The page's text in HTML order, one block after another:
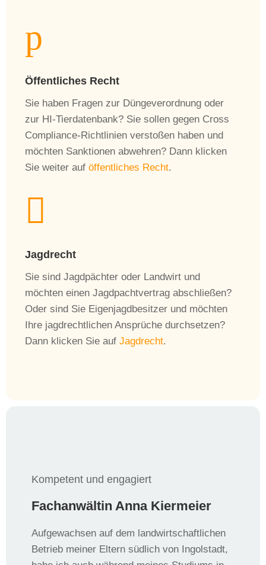
p
Öffentliches Recht
Sie haben Fragen zur Düngeverordnung oder
zur HI-Tierdatenbank? Sie sollen gegen Cross
Compliance-Richtlinien verstoßen haben und
möchten Sanktionen abwehren? Dann klicken
Sie weiter auföffentliches Recht.

Jagdrecht
Sie sind Jagdpächter oder Landwirt und
möchten einen Jagdpachtvertrag abschließen?
Oder sind Sie Eigenjagdbesitzer und möchten
Ihre jagdrechtlichen Ansprüche durchsetzen?
Dann klicken Sie aufJagdrecht.
Kompetent und engagiert
Fachanwältin Anna Kiermeier
Aufgewachsen auf dem landwirtschaftlichen
Betrieb meiner Eltern südlich von Ingolstadt,